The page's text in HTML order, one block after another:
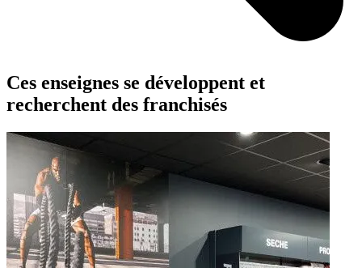
Ces enseignes se développent et
recherchent des franchisés